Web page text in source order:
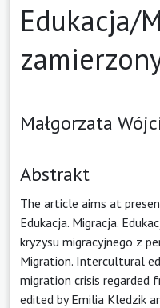
Edukacja/
Małgorzata
Abstrakt
The article aims at
Edukacja. Migracja.
kryzysu migracyjnego z
Migration. Intercultural
migration crisis regarded
edited by Emilia Kledzik